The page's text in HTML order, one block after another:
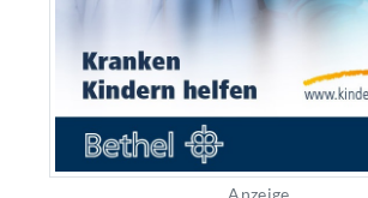
Anzeige